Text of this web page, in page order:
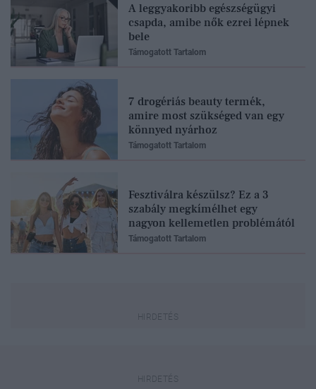
A leggyakoribb egészségügyi
csapda, amibe nők ezrei lépnek
bele
Támogatott Tartalom
7 drogériás beauty termék,
amire most szükséged van egy
könnyed nyárhoz
Támogatott Tartalom
Fesztiválra készülsz? Ez a 3
szabály megkímélhet egy
nagyon kellemetlen problémától
Támogatott Tartalom